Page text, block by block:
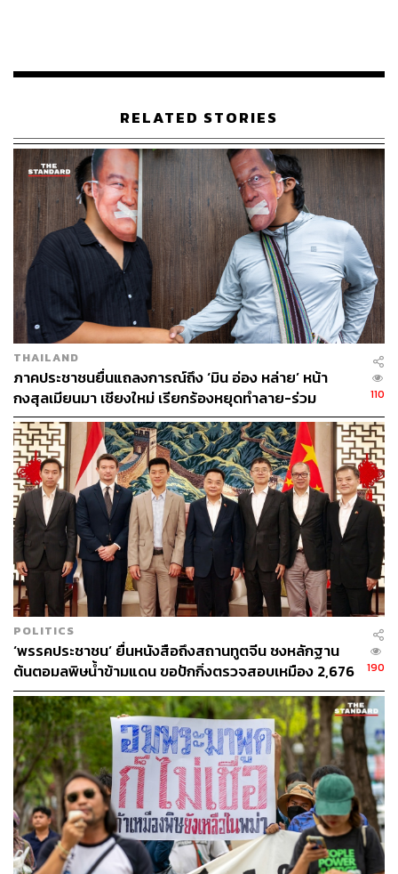
มือเป็นอย่างดี เพื่อกำหนดแนวทางการแก้ไขปัญหาในอนาคต
ผ่านข้อมูลด้วยระบบไอทีและเครือข่ายสังคมออนไลน์
รวมถึงจะมีการนำประเด็นความร่วมมือด้านการแลกเปลี่ยน
ข้อมูลข่าวสาร ยกระดับสู่การประชุมในระดับรัฐมนตรีต่อไป
ซึ่งในการกำหนดโครงการหรือวางแผนพัฒนาโครงการ
สาขาทรัพยากรน้ำภายใต้กรอบความร่วมมือแม่โขง-ล้าน
ช้างก็จะเป็นประโยชน์อย่างยิ่งให้กับประเทศไทย รวมถึง
ประเทศสมาชิกในการที่จะทราบข้อมูลข่าวสารในการ
วางแผนที่จะช่วยให้ประชาชนได้รับข้อมูลข่าวสารรวดเร็วขึ้น
สามารถเตรียมการป้องกันและลดผลกระทบได้ล่วงหน้า
“ซึ่งประเทศจีนพร้อมที่จะให้การสนับสนุนข้อมูลที่เป็น
ประโยชน์ เช่น อัตราการไหลของน้ำหรือปริมาณการระบาย
น้ำ แต่อาจจะต้องมีการศึกษารายละเอียดเพิ่มเติม ซึ่งไทยเอง
ก็ต้องการให้แต่ละประเทศแบ่งปันข้อมูลปริมาณฝนระหว่าง
กัน เพื่อเป็นข้อมูลสำหรับการวิเคราะห์และพยากรณ์
สถานการณ์น้ำ ซึ่งทางจีนก็รับลูกตรงนี้ไปเพื่อที่จะกำหนดเป็น
แผนงานโครงการในระยะสั้น และบรรจุลงในแผนปฏิบัติการ
สาขาทรัพยากรน้ำ 5 ปี พ.ศ. 2561-2565 (ฉบับปรับปรุง) ต่อ
ไป” สมเกียรติกล่าว
RELATED STORIES
THAILAND
ภาคประชาชนยื่นแถลงการณ์ถึง ‘มิน อ่อง หล่าย’ หน้า
กงสุลเมียนมา เชียงใหม่ เรียกร้องหยุดทำลาย-ร่วม
ปกป้องลุ่มน้ำข้ามพรมแดน
110
POLITICS
‘พรรคประชาชน’ ยื่นหนังสือถึงสถานทูตจีน ชงหลักฐาน
ต้นตอมลพิษน้ำข้ามแดน ขอปักกิ่งตรวจสอบเหมือง 2,676
จุด ด้านทูตจีนรับปากส่งข้อมูลถึงรัฐบาลกลาง
190